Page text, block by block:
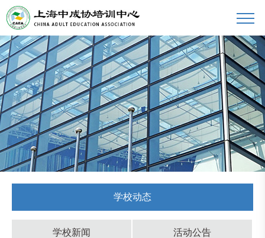
学校动态
学校新闻 活动公告